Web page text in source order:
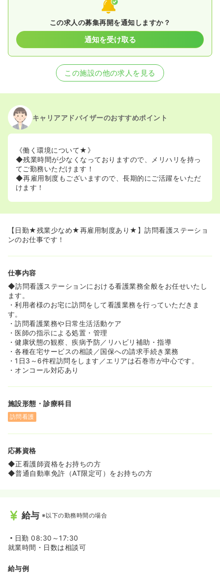
この求人の募集再開を通知しますか？
通知を受け取る
この施設の他の求人を見る
キャリアアドバイザーのおすすめポイント
《働く環境について★》
◆残業時間が少なくなっておりますので、メリハリを持っ
てご勤務いただけます！
◆再雇用制度もございますので、長期的にご活躍をいただ
けます！
【日勤★残業少なめ★再雇用制度あり★】訪問看護ステーショ
ンのお仕事です！
仕事内容
◆訪問看護ステーションにおける看護業務全般をお任せいたし
ます。
・利用者様のお宅に訪問をして看護業務を行っていただきま
す。
・訪問看護業務や日常生活活動ケア
・医師の指示による処置・管理
・健康状態の観察、疾病予防／リハビリ補助・指導
・各種在宅サービスの相談／国保への請求手続き業務
・1日3～6件程訪問をします／エリアは石巻市が中心です。
・オンコール対応あり
施設形態・診療科目
訪問看護
応募資格
◆正看護師資格をお持ちの方
◆普通自動車免許（AT限定可）をお持ちの方
給与 ※以下の勤務時間の場合
日勤 08:30～17:30
就業時間・日数は相談可
給与例